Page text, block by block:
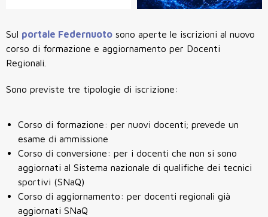
Sul portale Federnuoto sono aperte le iscrizioni al nuovo
corso di formazione e aggiornamento per Docenti
Regionali.
Sono previste tre tipologie di iscrizione:
Corso di formazione: per nuovi docenti; prevede un
esame di ammissione
Corso di conversione: per i docenti che non si sono
aggiornati al Sistema nazionale di qualifiche dei tecnici
sportivi (SNaQ)
Corso di aggiornamento: per docenti regionali già
aggiornati SNaQ